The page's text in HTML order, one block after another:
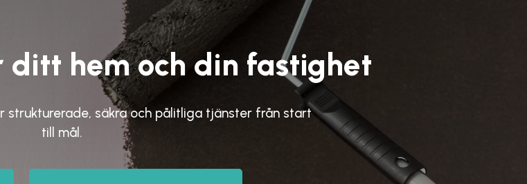
ditt hem och din fastighet
strukturerade, säkra och pålitliga tjänster från start
till mål.